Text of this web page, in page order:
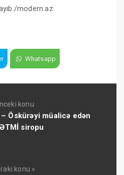
modern.az
Whatsapp
konu
Öskürəyi müalicə edən
siropu
konu »